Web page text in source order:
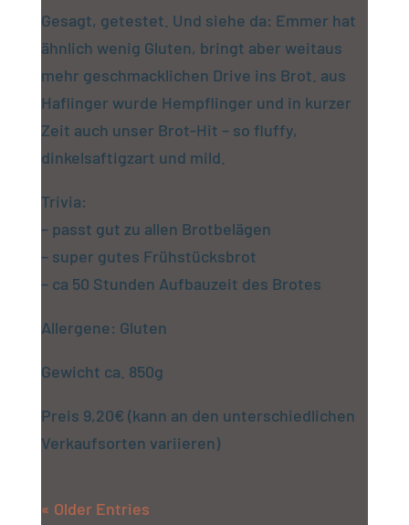
Gesagt, getestet. Und siehe da: Emmer hat
ähnlich wenig Gluten, bringt aber weitaus
mehr geschmacklichen Drive ins Brot. aus
Haflinger wurde Hempflinger und in kurzer
Zeit auch unser Brot-Hit – so fluffy,
dinkelsaftigzart und mild.
Trivia:
– passt gut zu allen Brotbelägen
– super gutes Frühstücksbrot
– ca 50 Stunden Aufbauzeit des Brotes
Allergene: Gluten
Gewicht ca. 850g
Preis 9,20€ (kann an den unterschiedlichen
Verkaufsorten variieren)
« Older Entries